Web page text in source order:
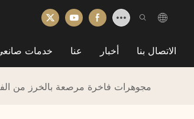
خدمات عنا أخبار الاتصال بنا
مجوهرات فاخرة مرصعة بالخرز من الفضة الإسترليني عيار 925، سوار تنس،